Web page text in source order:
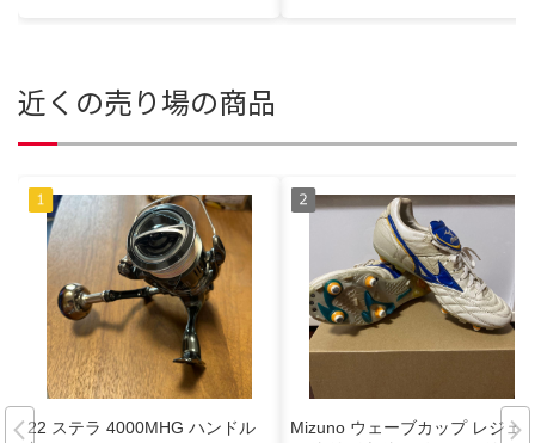
近くの売り場の商品
22 ステラ 4000MHG ハンドル
Mizuno ウェーブカップ レジェ